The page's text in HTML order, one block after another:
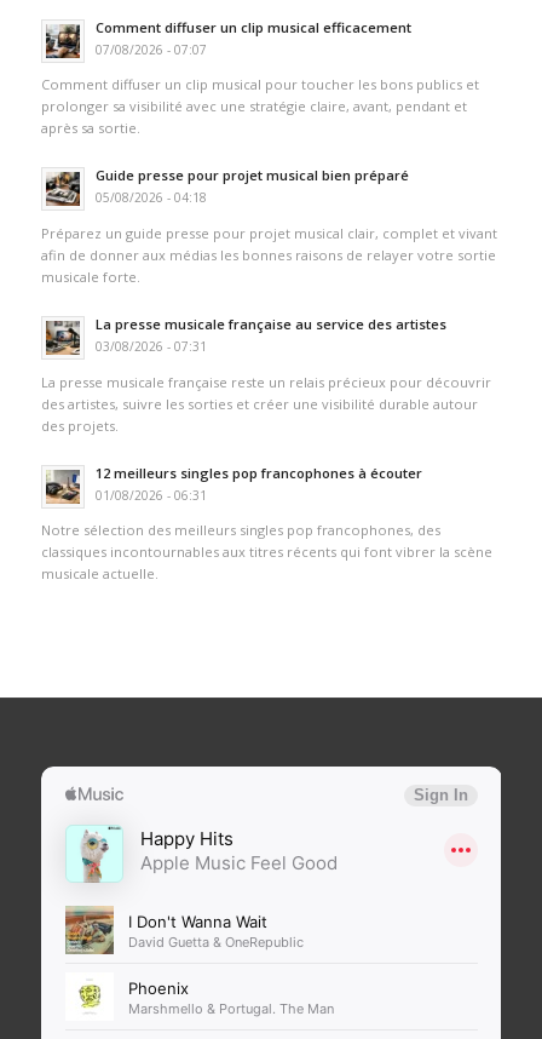
Comment diffuser un clip musical efficacement
07/08/2026 - 07:07
Comment diffuser un clip musical pour toucher les bons publics et
prolonger sa visibilité avec une stratégie claire, avant, pendant et
après sa sortie.
Guide presse pour projet musical bien préparé
05/08/2026 - 04:18
Préparez un guide presse pour projet musical clair, complet et vivant
afin de donner aux médias les bonnes raisons de relayer votre sortie
musicale forte.
La presse musicale française au service des artistes
03/08/2026 - 07:31
La presse musicale française reste un relais précieux pour découvrir
des artistes, suivre les sorties et créer une visibilité durable autour
des projets.
12 meilleurs singles pop francophones à écouter
01/08/2026 - 06:31
Notre sélection des meilleurs singles pop francophones, des
classiques incontournables aux titres récents qui font vibrer la scène
musicale actuelle.